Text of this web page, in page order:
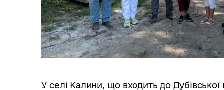
Національний скринінг
здоров’я 40+ у КНП "Дубівська
лікарня".
У селі Калини, що входить до